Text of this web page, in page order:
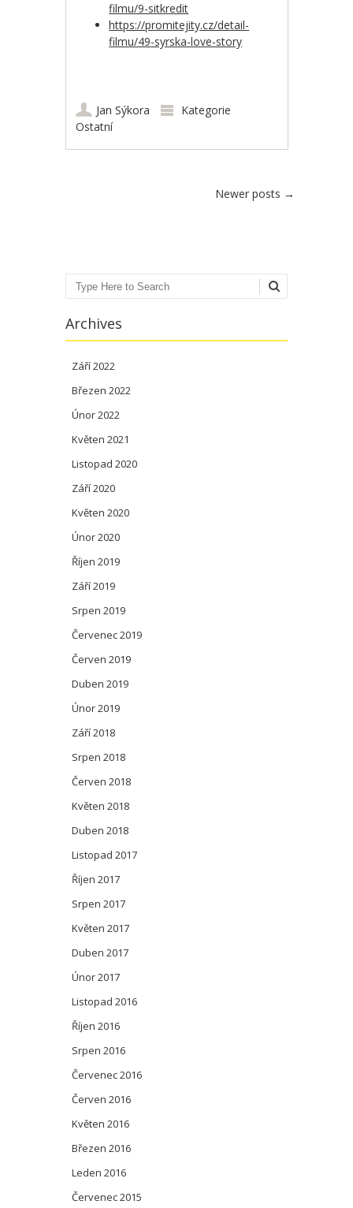
filmu/9-sitkredit
https://promitejity.cz/detail-
filmu/49-syrska-love-story
Jan Sýkora
Kategorie
Ostatní
Newer posts →
Search
Archives
Září 2022
Březen 2022
Únor 2022
Květen 2021
Listopad 2020
Září 2020
Květen 2020
Únor 2020
Říjen 2019
Září 2019
Srpen 2019
Červenec 2019
Červen 2019
Duben 2019
Únor 2019
Září 2018
Srpen 2018
Červen 2018
Květen 2018
Duben 2018
Listopad 2017
Říjen 2017
Srpen 2017
Květen 2017
Duben 2017
Únor 2017
Listopad 2016
Říjen 2016
Srpen 2016
Červenec 2016
Červen 2016
Květen 2016
Březen 2016
Leden 2016
Červenec 2015